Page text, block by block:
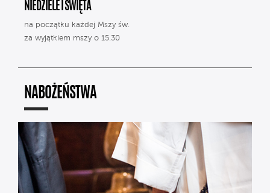
NIEDZIELE I ŚWIĘTA
na początku każdej Mszy św.
za wyjątkiem mszy o 15.30
NABOŻEŃSTWA